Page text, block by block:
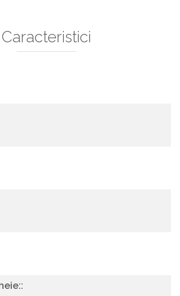
Caracteristici